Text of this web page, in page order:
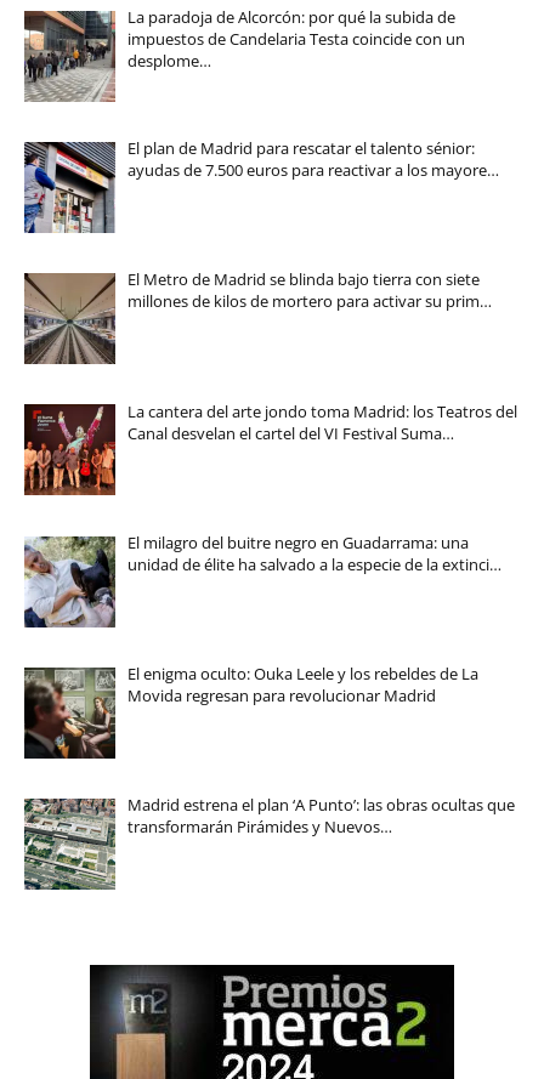
La paradoja de Alcorcón: por qué la subida de
impuestos de Candelaria Testa coincide con un
desplome…
El plan de Madrid para rescatar el talento sénior:
ayudas de 7.500 euros para reactivar a los mayore…
El Metro de Madrid se blinda bajo tierra con siete
millones de kilos de mortero para activar su prim…
La cantera del arte jondo toma Madrid: los Teatros del
Canal desvelan el cartel del VI Festival Suma…
El milagro del buitre negro en Guadarrama: una
unidad de élite ha salvado a la especie de la extinci…
El enigma oculto: Ouka Leele y los rebeldes de La
Movida regresan para revolucionar Madrid
Madrid estrena el plan ‘A Punto’: las obras ocultas que
transformarán Pirámides y Nuevos…